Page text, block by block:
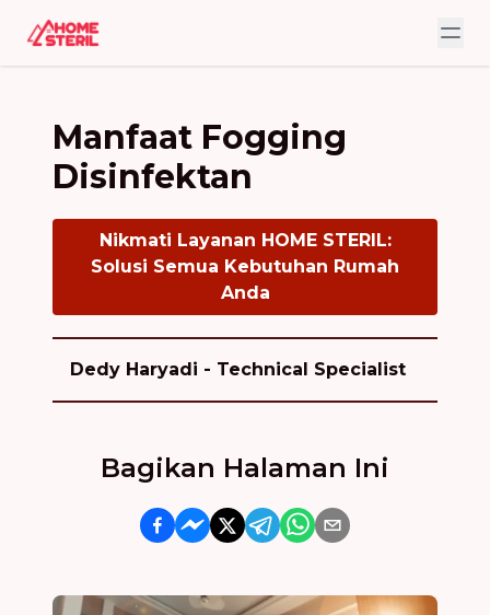
Manfaat Fogging
Disinfektan
Nikmati Layanan HOME STERIL:
Solusi Semua Kebutuhan Rumah
Anda
Dedy Haryadi - Technical Specialist
Bagikan Halaman Ini